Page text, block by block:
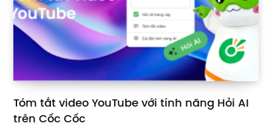
Tóm tắt video YouTube với tính năng Hỏi AI
trên Cốc Cốc